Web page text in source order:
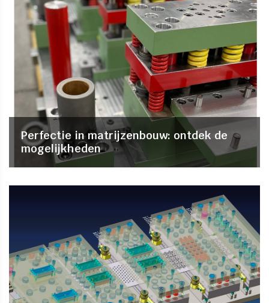
Perfectie in matrijzenbouw: ontdek de
mogelijkheden